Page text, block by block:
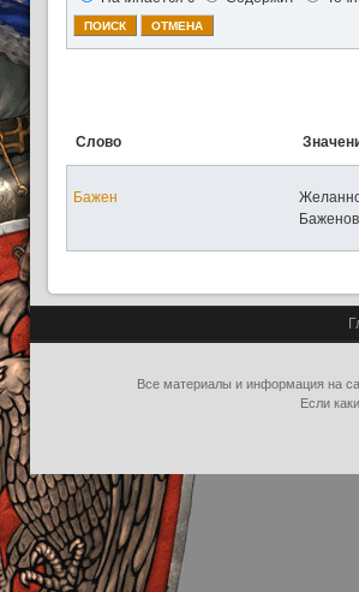
Слово
Бажен
Все материалы и информация на
Если